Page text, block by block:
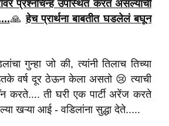
प्रश्नचिन्ह उपस्थितकरत असल्याची
🙏हेच प्रार्थना बाबतीत घडलेलं बघून
गुन्हा जो की, त्यांनी तिलाच तिच्या
वर्ष दूर ठेऊन केला असतो 😢 त्याची
करते.... ती घरी एक पार्टी अरेंज करते
खऱ्या आई - वडिलांना सुद्धा देते.....